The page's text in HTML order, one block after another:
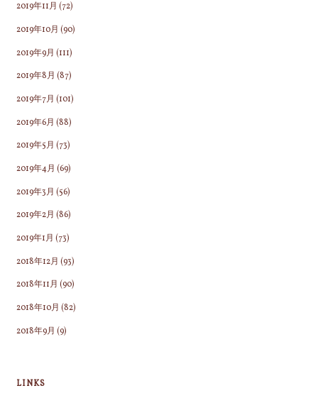
2019年11月 (72)
2019年10月 (90)
2019年9月 (111)
2019年8月 (87)
2019年7月 (101)
2019年6月 (88)
2019年5月 (73)
2019年4月 (69)
2019年3月 (56)
2019年2月 (86)
2019年1月 (73)
2018年12月 (93)
2018年11月 (90)
2018年10月 (82)
2018年9月 (9)
LINKS